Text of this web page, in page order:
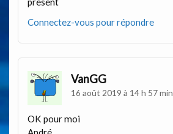
Connectez-vous pour répondre
VanGG
16 août 2019 à 14 h 57 min
OK pour moi